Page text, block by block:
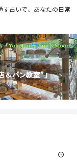
占いで、あなたの日常